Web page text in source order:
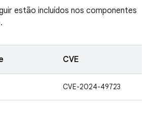
estão incluídos nos componentes
CVE
CVE-2024-49723